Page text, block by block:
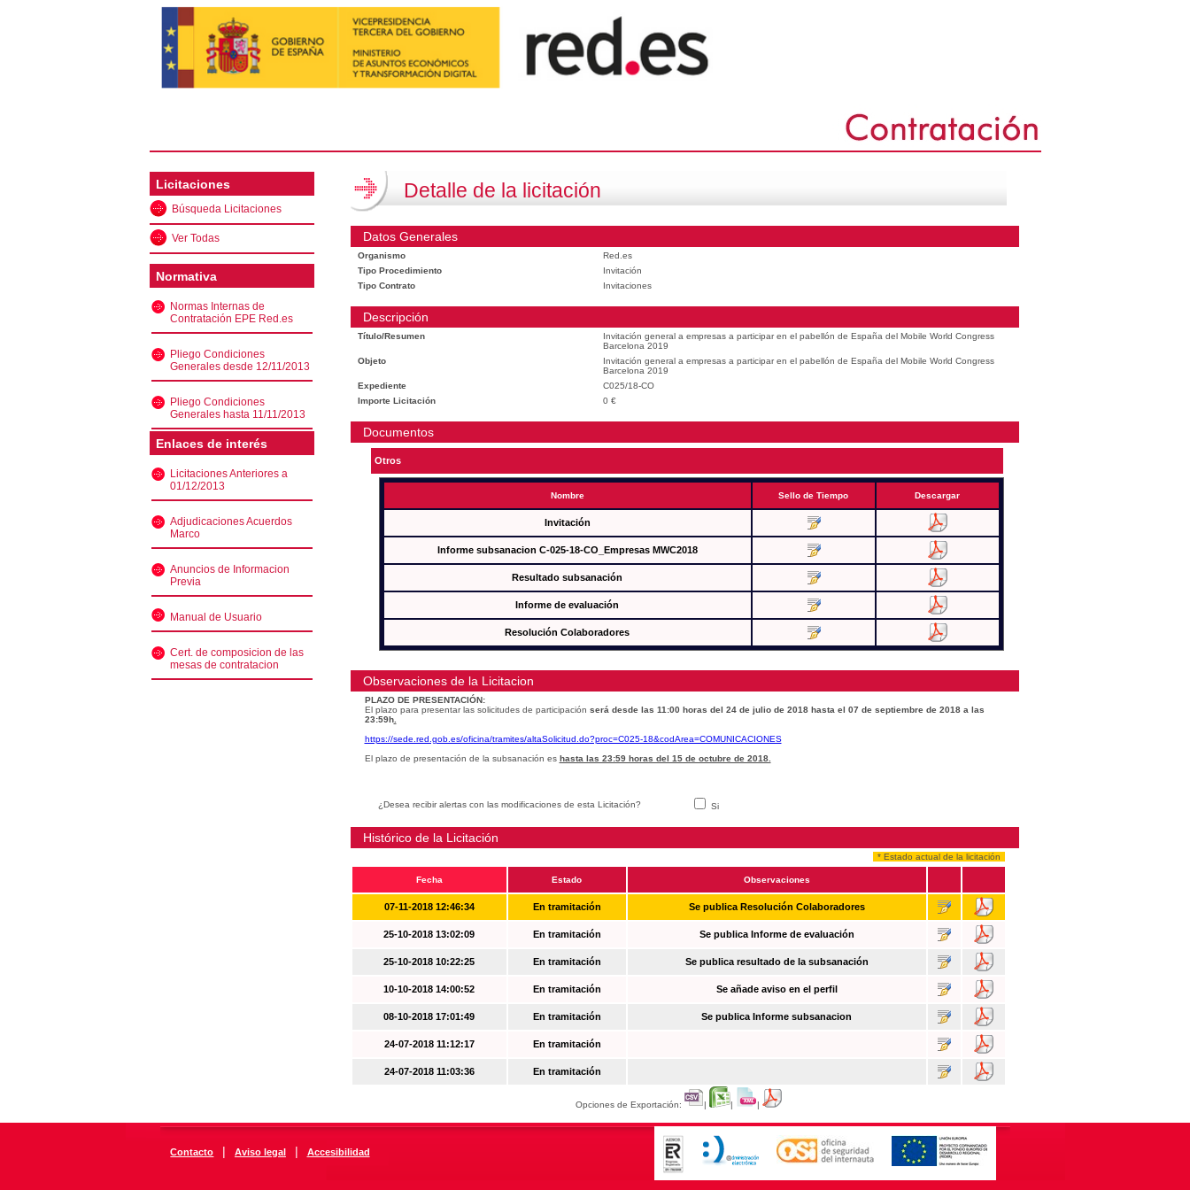
Licitaciones
Búsqueda Licitaciones
Ver Todas
Normativa
Normas Internas de
Contratación EPE Red.es
Pliego Condiciones
Generales desde 12/11/2013
Pliego Condiciones
Generales hasta 11/11/2013
Enlaces de interés
Licitaciones Anteriores a
01/12/2013
Adjudicaciones Acuerdos
Marco
Anuncios de Informacion
Previa
Manual de Usuario
Cert. de composicion de las
mesas de contratacion
Detalle de la licitación
Datos Generales
Organismo
Red.es
Tipo Procedimiento
Invitación
Tipo Contrato
Invitaciones
Descripción
Título/Resumen
Invitación general a empresas a participar en el pabellón de España del Mobile World Congress
Barcelona 2019
Objeto
Invitación general a empresas a participar en el pabellón de España del Mobile World Congress
Barcelona 2019
Expediente
C025/18-CO
Importe Licitación
0 €
Documentos
Otros
Nombre Sello de Tiempo Descargar
Invitación
Informe subsanacion C-025-18-CO_Empresas MWC2018
Resultado subsanación
Informe de evaluación
Resolución Colaboradores
Observaciones de la Licitacion
PLAZO DE PRESENTACIÓN:
El plazo para presentar las solicitudes de participación será desde las 11:00 horas del 24 de julio de 2018 hasta el 07 de septiembre de 2018 a las
23:59h.
https://sede.red.gob.es/oficina/tramites/altaSolicitud.do?proc=C025-18&codArea=COMUNICACIONES
El plazo de presentación de la subsanación es hasta las 23:59 horas del 15 de octubre de 2018.
¿Desea recibir alertas con las modificaciones de esta Licitación? Si
Histórico de la Licitación
* Estado actual de la licitación
Fecha Estado Observaciones
07-11-2018 12:46:34 En tramitación Se publica Resolución Colaboradores
25-10-2018 13:02:09 En tramitación Se publica Informe de evaluación
25-10-2018 10:22:25 En tramitación Se publica resultado de la subsanación
10-10-2018 14:00:52 En tramitación Se añade aviso en el perfil
08-10-2018 17:01:49 En tramitación Se publica Informe subsanacion
24-07-2018 11:12:17 En tramitación
24-07-2018 11:03:36 En tramitación
Opciones de Exportación: | | |
Contacto | Aviso legal | Accesibilidad